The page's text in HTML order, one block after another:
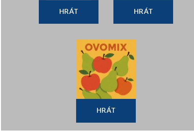
HRÁT HRÁT
HRÁT